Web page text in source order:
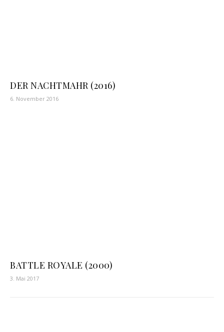
DER NACHTMAHR (2016)
6. November 2016
BATTLE ROYALE (2000)
3. Mai 2017